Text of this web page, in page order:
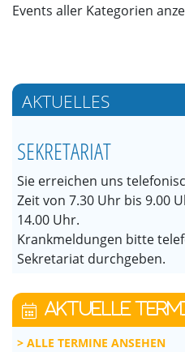
Events aller Kategorien
AKTUELLES
SEKRETARIAT
Sie erreichen uns
Zeit von 7.30 Uhr bis 9.00
14.00 Uhr.
Krankmeldungen bitte
Sekretariat durchgeben.
AKTUELLE
ALLE TERMINE ANSEHEN